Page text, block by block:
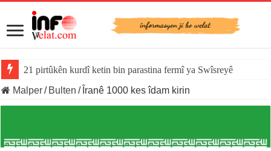
21 pirtûkên kurdî ketin bin parastina fermî ya Swîsreyê
Malper/ Bulten / Îranê 1000 kes îdam kirin